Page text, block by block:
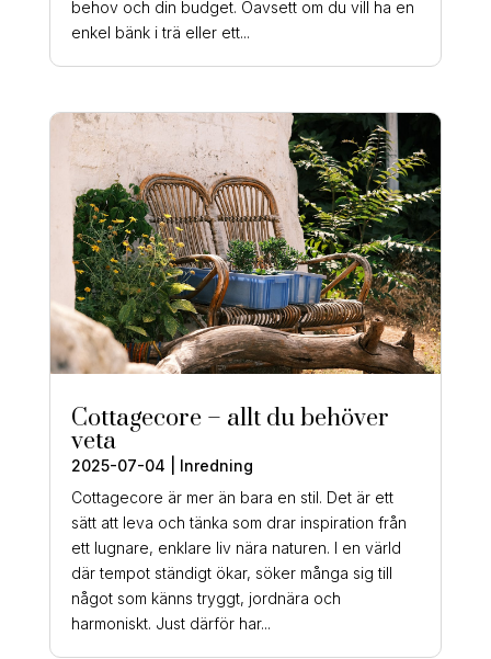
behov och din budget. Oavsett om du vill ha en
enkel bänk i trä eller ett...
Cottagecore – allt du behöver
veta
2025-07-04
Inredning
Cottagecore är mer än bara en stil. Det är ett
sätt att leva och tänka som drar inspiration från
ett lugnare, enklare liv nära naturen. I en värld
där tempot ständigt ökar, söker många sig till
något som känns tryggt, jordnära och
harmoniskt. Just därför har...